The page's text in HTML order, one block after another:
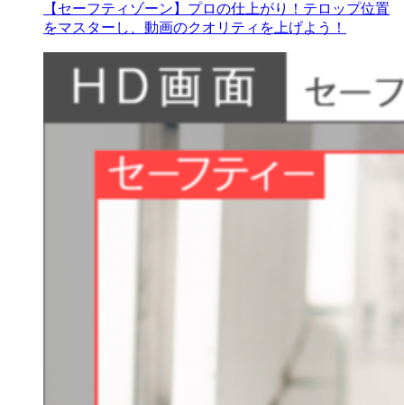
【セーフティゾーン】プロの仕上がり！テロップ位置
をマスターし、動画のクオリティを上げよう！